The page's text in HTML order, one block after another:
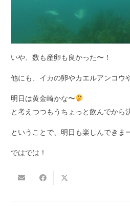
いや、数も産卵も良かった〜！
他にも、イカの卵やカエルアンコウ
明日は黄金崎かな〜
と考えつつもうちょっと飲んでから
ということで、明日も楽しんできま
ではでは！